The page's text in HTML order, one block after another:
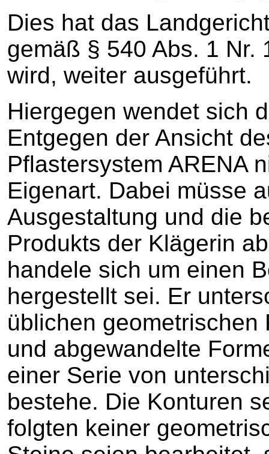
Dies hat das
gemäß § 540 Abs. 1 Nr.
wird, weiter ausgeführt.
Hiergegen wendet sich
Entgegen der Ansicht
Pflastersystem ARENA
Eigenart. Dabei müsse
Ausgestaltung und die
Produkts der Klägerin
handele sich um einen
hergestellt sei. Er
üblichen
und abgewandelte
einer Serie von
bestehe. Die Konturen
folgten keiner